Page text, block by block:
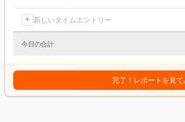
+ 新しいタイムエントリー
今日の合計
完了！レポートを見て